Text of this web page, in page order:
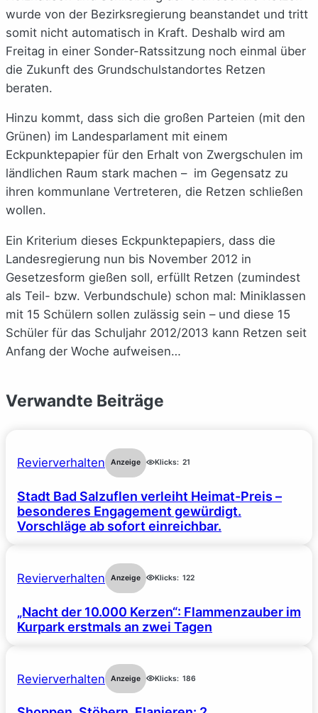
wurde von der Bezirksregierung beanstandet und tritt
somit nicht automatisch in Kraft. Deshalb wird am
Freitag in einer Sonder-Ratssitzung noch einmal über
die Zukunft des Grundschulstandortes Retzen
beraten.
Hinzu kommt, dass sich die großen Parteien (mit den
Grünen) im Landesparlament mit einem
Eckpunktepapier für den Erhalt von Zwergschulen im
ländlichen Raum stark machen – im Gegensatz zu
ihren kommunlane Vertreteren, die Retzen schließen
wollen.
Ein Kriterium dieses Eckpunktepapiers, dass die
Landesregierung nun bis November 2012 in
Gesetzesform gießen soll, erfüllt Retzen (zumindest
als Teil- bzw. Verbundschule) schon mal: Miniklassen
mit 15 Schülern sollen zulässig sein – und diese 15
Schüler für das Schuljahr 2012/2013 kann Retzen seit
Anfang der Woche aufweisen…
Verwandte Beiträge
Revierverhalten Anzeige Klicks: 21
Stadt Bad Salzuflen verleiht Heimat-Preis –
besonderes Engagement gewürdigt.
Vorschläge ab sofort einreichbar.
Revierverhalten Anzeige Klicks: 122
„Nacht der 10.000 Kerzen“: Flammenzauber im
Kurpark erstmals an zwei Tagen
Revierverhalten Anzeige Klicks: 186